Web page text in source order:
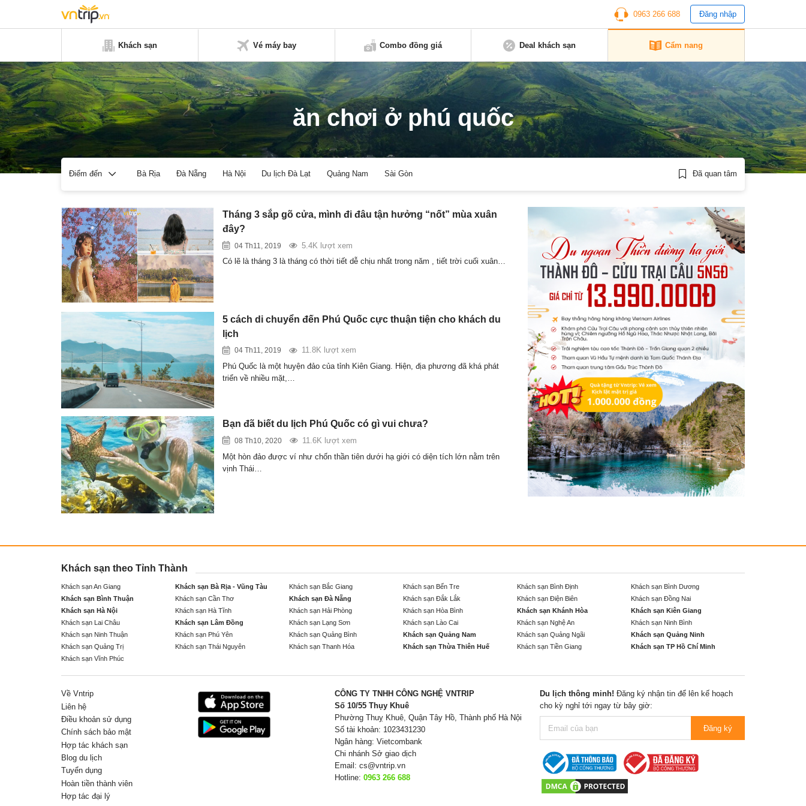
0963 266 688 Đăng nhập
Khách sạn Vé máy bay Combo đồng giá Deal khách sạn Cẩm nang
ăn chơi ở phú quốc
Điểm đến Bà Rịa Đà Nẵng Hà Nội Du lịch Đà Lạt Quảng Nam Sài Gòn Đã quan tâm
Tháng 3 sắp gõ cửa, mình đi đâu tận hưởng “nốt” mùa xuân
đây?
04 Th11, 2019
5.4K lượt xem
Có lẽ là tháng 3 là tháng có thời tiết dễ chịu nhất trong năm , tiết trời cuối xuân…
5 cách di chuyển đến Phú Quốc cực thuận tiện cho khách du
lịch
04 Th11, 2019
11.8K lượt xem
Phú Quốc là một huyện đảo của tỉnh Kiên Giang. Hiện, địa phương đã khá phát
triển về nhiều mặt,…
Bạn đã biết du lịch Phú Quốc có gì vui chưa?
08 Th10, 2020
11.6K lượt xem
Một hòn đảo được ví như chốn thần tiên dưới hạ giới có diện tích lớn nằm trên
vịnh Thái…
Khách sạn theo Tỉnh Thành
Khách sạn An Giang Khách sạn Bà Rịa - Vũng Tàu Khách sạn Bắc Giang Khách sạn Bến Tre Khách sạn Bình Định
Khách sạn Bình Dương
Khách sạn Bình Thuận
Khách sạn Cần Thơ Khách sạn Đà Nẵng Khách sạn Đắk Lắk Khách sạn Điện Biên
Khách sạn Đồng Nai
Khách sạn Hà Nội
Khách sạn Hà Tĩnh Khách sạn Hải Phòng Khách sạn Hòa Bình Khách sạn Khánh Hòa
Khách sạn Kiên Giang
Khách sạn Lai Châu
Khách sạn Lâm Đồng Khách sạn Lạng Sơn Khách sạn Lào Cai Khách sạn Nghệ An
Khách sạn Ninh Bình
Khách sạn Ninh Thuận
Khách sạn Phú Yên Khách sạn Quảng Bình Khách sạn Quảng Nam Khách sạn Quảng Ngãi
Khách sạn Quảng Ninh
Khách sạn Quảng Trị
Khách sạn Thái Nguyên Khách sạn Thanh Hóa Khách sạn Thừa Thiên Huế Khách sạn Tiền Giang
Khách sạn TP Hồ Chí Minh
Khách sạn Vĩnh Phúc
Về Vntrip
Liên hệ
Điều khoản sử dụng
Chính sách bảo mật
Hợp tác khách sạn
Blog du lịch
Tuyển dụng
Hoàn tiền thành viên
Hợp tác đại lý
CÔNG TY TNHH CÔNG NGHỆ VNTRIP
Số 10/55 Thụy Khuê
Phường Thuỵ Khuê, Quận Tây Hồ, Thành phố Hà Nội
Số tài khoản: 1023431230
Ngân hàng: Vietcombank
Chi nhánh Sở giao dịch
Email: cs@vntrip.vn
Hotline: 0963 266 688
Du lịch thông minh! Đăng ký nhận tin để lên kế hoạch
cho kỳ nghỉ tới ngay từ bây giờ:
Đăng ký